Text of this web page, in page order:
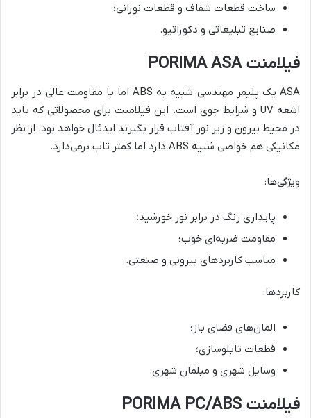
ساخت قطعات شفاف و قطعات نورانی؛
صنایع تبلیغاتی و دکوراتیو.
فیلامنت PORIMA ASA
ASA یک پلیمر مهندسی شبیه به ABS اما با مقاومت عالی در برابر
اشعه UV و شرایط جوی است. این فیلامنت برای محصولاتی که باید
در محیط بیرون و زیر نور آفتاب قرار بگیرند ایدئال خواهد بود. از نظر
مکانیکی هم خواصی شبیه ABS دارد اما کمتر تاب برمی‌دارد.
ویژگی‌ها:
پایداری رنگ در برابر نور خورشید؛
مقاومت ضربه‌ای خوب؛
مناسب کاربردهای بیرونی و صنعتی.
کاربردها:
المان‌های فضای باز؛
قطعات تابلوسازی؛
وسایل شهری و مبلمان شهری.
فیلامنت PORIMA PC/ABS